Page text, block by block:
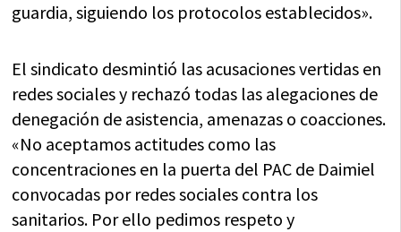
guardia, siguiendo los protocolos establecidos».
El sindicato desmintió las acusaciones vertidas en
redes sociales y rechazó todas las alegaciones de
denegación de asistencia, amenazas o coacciones.
«No aceptamos actitudes como las
concentraciones en la puerta del PAC de Daimiel
convocadas por redes sociales contra los
sanitarios. Por ello pedimos respeto y